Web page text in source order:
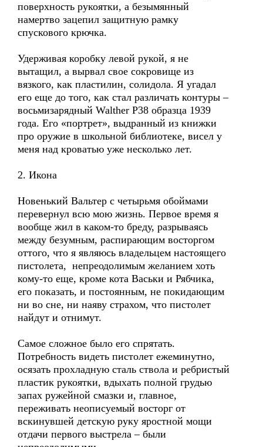
поверхность рукоятки, а безымянный
намертво зацепил защитную рамку
спускового крючка.
Удерживая коробку левой рукой, я не
вытащил, а вырвал свое сокровище из
вязкого, как пластилин, солидола. Я угадал
его еще до того, как стал различать контуры –
восьмизарядный Walther P38 образца 1939
года. Его «портрет», выдранный из книжки
про оружие в школьной библиотеке, висел у
меня над кроватью уже несколько лет.
2. Икона
Новенький Вальтер с четырьмя обоймами
перевернул всю мою жизнь. Первое время я
вообще жил в каком-то бреду, разрываясь
между безумным, распирающим восторгом
оттого, что я являюсь владельцем настоящего
пистолета, непреодолимым желанием хоть
кому-то еще, кроме кота Васьки и Рябчика,
его показать, и постоянным, не покидающим
ни во сне, ни наяву страхом, что пистолет
найдут и отнимут.
Самое сложное было его спрятать.
Потребность видеть пистолет ежеминутно,
осязать прохладную сталь ствола и ребристый
пластик рукоятки, вдыхать полной грудью
запах ружейной смазки и, главное,
переживать неописуемый восторг от
вскинувшей детскую руку яростной мощи
отдачи первого выстрела – были